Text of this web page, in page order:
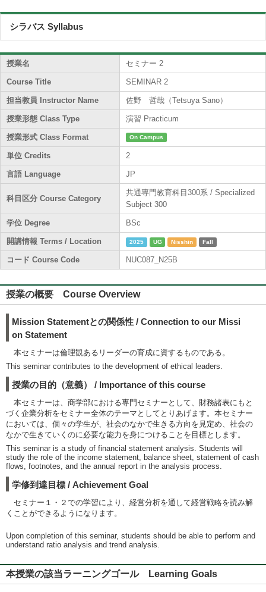
シラバス Syllabus
授業名 セミナー 2
Course Title SEMINAR 2
担当教員 Instructor Name 佐野 哲哉（Tetsuya Sano）
授業形態 Class Type 演習 Practicum
授業形式 Class Format On Campus
単位 Credits 2
言語 Language JP
科目区分 Course Category
共通専門教育科目300系 / Specialized
Subject 300
学位 Degree BSc
開講情報 Terms / Location 2025 UG Nisshin Fall
コード Course Code NUC087_N25B
授業の概要 Course Overview
Mission Statementとの関係性 / Connection to our Missi
on Statement
本セミナーは倫理観あるリーダーの育成に資するものである。
This seminar contributes to the development of ethical leaders.
授業の目的（意義） / Importance of this course
本セミナーは、商学部における専門セミナーとして、財務諸表にもと
づく企業分析をセミナー全体のテーマとしてとりあげます。本セミナー
においては、個々の学生が、社会のなかで生きる方向を見定め、社会の
なかで生きていくのに必要な能力を身につけることを目標とします。
This seminar is a study of financial statement analysis. Students will
study the role of the income statement, balance sheet, statement of cash
flows, footnotes, and the annual report in the analysis process.
学修到達目標 / Achievement Goal
セミナー１・２での学習により、経営分析を通して経営戦略を読み解
くことができるようになります。
Upon completion of this seminar, students should be able to perform and
understand ratio analysis and trend analysis.
本授業の該当ラーニングゴール Learning Goals